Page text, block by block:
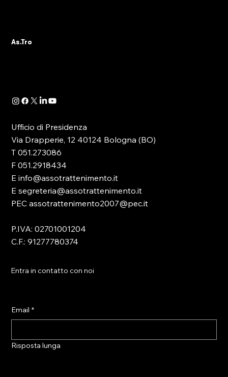
partecipanti all’evento tenutosi ieri a Roma
As.Tro
Ufficio di Presidenza
Via Drapperie, 12 40124 Bologna (BO)
T 051.273086
F 051.2918434
E info@assotrattenimento.it
E segreteria@assotrattenimento.it
PEC assotrattenimento2007@pec.it
P.IVA: 02701001204
C.F.: 91277780374
Entra in contatto con noi
Email *
Risposta lunga